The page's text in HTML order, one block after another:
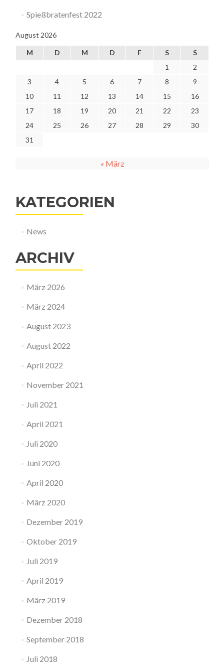
Spießbratenfest 2022
August 2026
M D M D F S
S
1
2
3
4 5 6 7 8
9
10
11 12 13 14 15
16
17
18 19 20 21 22
23
24
25 26 27 28 29
30
31
« März
KATEGORIEN
News
ARCHIV
März 2026
März 2024
August 2023
August 2022
April 2022
November 2021
Juli 2021
April 2021
Juli 2020
Juni 2020
April 2020
März 2020
Dezember 2019
Oktober 2019
Juli 2019
April 2019
März 2019
Dezember 2018
September 2018
Juli 2018